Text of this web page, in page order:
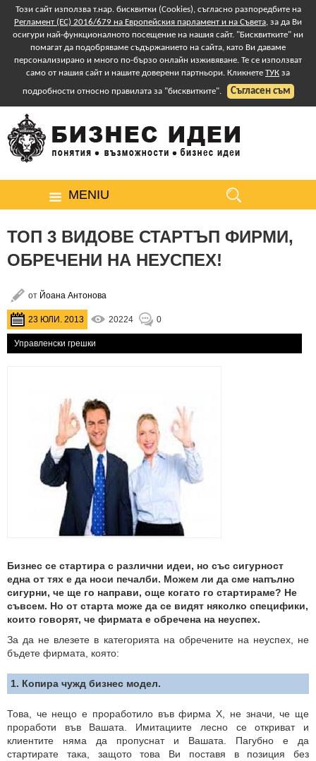
Този сайт използва т.нар. бисквитки (Cookies), съгласно разпоредбите на
Регламент (ЕС) 2016/679 на Европейския парламент и на Съвета, за да Ви
осигури най-функционалното посещение на нашия сайт. "Бисквитките" ни
помагат да подобряваме съдържанието на сайта, като Ви даваме
персонализирано и много по-бързо онлайн изживяване. Те се използват
само от нашия сайт и нашите доверени партньори. Кликнете ТУК за
подробности относно правилата за "бисквитките".
Съгласен съм
MENIU
ТОП 3 ВИДОВЕ СТАРТЪП ФИРМИ,
ОБРЕЧЕНИ НА НЕУСПЕХ!
от Йоана Антонова
20224 0
23 ЮЛИ. 2013
Управленски грешки
Бизнес се стартира с различни идеи, но със сигурност
една от тях е да носи печалби. Можем ли да сме напълно
сигурни, че ще го направи, още когато го стартираме? Не
съвсем. Но от старта може да се видят няколко специфики,
които говорят, че фирмата е обречена на неуспех.
За да не влезете в категорията на обречените на неуспех, не
бъдете фирмата, която:
1. Копира чужд бизнес модел.
Това, че нещо е проработило във фирма Х, не значи, че ще
проработи във Вашата. Имитациите лесно се откриват и
клиентите няма да пропуснат и Вашата. Пагубно е да
стартирате така, защото това Ви поставя в позиция без